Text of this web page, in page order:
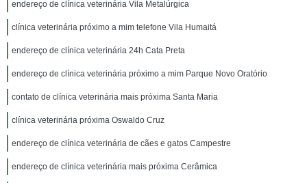
endereço de clínica veterinária Vila Metalúrgica
clínica veterinária próximo a mim telefone Vila Humaitá
endereço de clínica veterinária 24h Cata Preta
endereço de clínica veterinária próximo a mim Parque Novo Oratório
contato de clínica veterinária mais próxima Santa Maria
clínica veterinária próxima Oswaldo Cruz
endereço de clínica veterinária de cães e gatos Campestre
endereço de clínica veterinária mais próxima Cerâmica